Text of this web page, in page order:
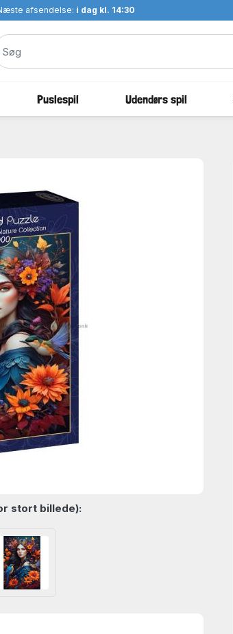
afsendelse: i dag kl. 14:30
Puslespil Udendørs spil
stort billede):